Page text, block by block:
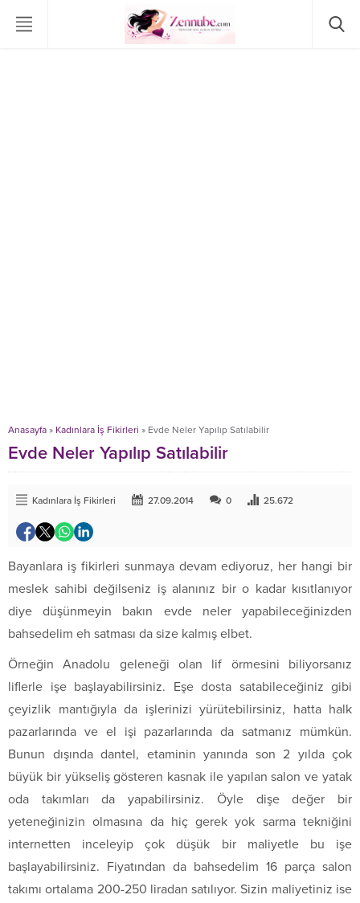
Anasayfa » Kadınlara İş Fikirleri » Evde Neler Yapılıp Satılabilir
Evde Neler Yapılıp Satılabilir
Kadınlara İş Fikirleri 27.09.2014 0 25.672
Bayanlara iş fikirleri sunmaya devam ediyoruz, her hangi bir
meslek sahibi değilseniz iş alanınız bir o kadar kısıtlanıyor
diye düşünmeyin bakın evde neler yapabileceğinizden
bahsedelim eh satması da size kalmış elbet.
Örneğin Anadolu geleneği olan lif örmesini biliyorsanız
liflerle işe başlayabilirsiniz. Eşe dosta satabileceğiniz gibi
çeyizlik mantığıyla da işlerinizi yürütebilirsiniz, hatta halk
pazarlarında ve el işi pazarlarında da satmanız mümkün.
Bunun dışında dantel, etaminin yanında son 2 yılda çok
büyük bir yükseliş gösteren kasnak ile yapılan salon ve yatak
oda takımları da yapabilirsiniz. Öyle dişe değer bir
yeteneğinizin olmasına da hiç gerek yok sarma tekniğini
internetten inceleyip çok düşük bir maliyetle bu işe
başlayabilirsiniz. Fiyatından da bahsedelim 16 parça salon
takımı ortalama 200-250 liradan satılıyor. Sizin maliyetiniz ise